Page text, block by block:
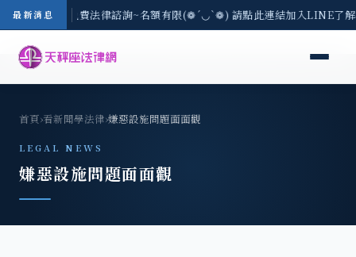
最新消息
3(一) 現場免費法律諮詢~名額有限(❁´◡`❁) 請點此連結加入LINE了
首頁›看新聞學法律›嫌惡設施問題面面觀
LEGAL NEWS
嫌惡設施問題面面觀